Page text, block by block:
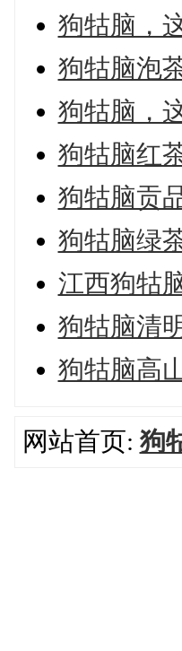
狗牯脑，
狗牯脑泡
狗牯脑，
狗牯脑红
狗牯脑贡
狗牯脑绿
江西狗牯
狗牯脑清
狗牯脑高
网站首页: 狗